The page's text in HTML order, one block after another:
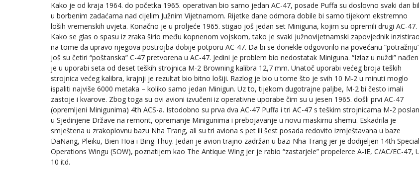
Kako je od kraja 1964. do početka 1965. operativan bio samo jedan AC-47, posade Puffa su doslovno svaki dan
u borbenim zadaćama nad cijelim Južnim Vijetnamom. Rijetke dane odmora dobile bi samo tijekom ekstremno
loših vremenskih uvjeta. Konačno je u proljeće 1965. stigao još jedan set Miniguna, kojim su opremili drugi AC-47.
Kako se glas o spasu iz zraka širio među kopnenom vojskom, tako je svaki južnovijetnamski zapovjednik inzistirao
na tome da upravo njegova postrojba dobije potporu AC-47. Da bi se donekle odgovorilo na povećanu
još su četiri “poštanska” C-47 pretvorena u AC-47. Jedini je problem bio nedostatak Miniguna. “Izlaz u nuždi” nađen
je u uporabi seta od deset teških strojnica M-2 Browning kalibra 12,7 mm. Unatoč uporabi većeg broja teških
strojnica većeg kalibra, krajnji je rezultat bio bitno lošiji. Razlog je bio u tome što je svih 10 M-2 u minuti moglo
ispaliti najviše 6000 metaka – koliko samo jedan Minigun. Uz to, tijekom dugotrajne paljbe, M-2 bi često imali
zastoje i kvarove. Zbog toga su ovi avioni izvučeni iz operativne uporabe čim su u jesen 1965. došli prvi AC-47
(opremljeni Minigunima) 4th ACS-a. Istodobno su prva dva AC-47 Puffa i tri AC-47 s teškim strojnicama M-2
u Sjedinjene Države na remont, opremanje Minigunima i prebojavanje u novu maskirnu shemu. Eskadrila je
smještena u zrakoplovnu bazu Nha Trang, ali su tri aviona s pet ili šest posada redovito izmještavana u baze
DaNang, Pleiku, Bien Hoa i Bing Thuy. Jedan je avion trajno zadržan u bazi Nha Trang jer je dodijeljen 14th Special
Operations Wingu (SOW), poznatijem kao The Antique Wing jer je rabio “zastarjele” propelerce A-IE, C/AC/EC-47,
10 itd.